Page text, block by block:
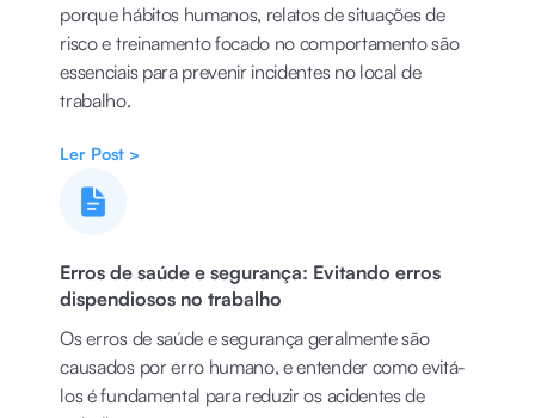
porque hábitos humanos, relatos de situações de
risco e treinamento focado no comportamento são
essenciais para prevenir incidentes no local de
trabalho.
Ler Post >
Erros de saúde e segurança: Evitando erros
dispendiosos no trabalho
Os erros de saúde e segurança geralmente são
causados por erro humano, e entender como evitá-
los é fundamental para reduzir os acidentes de